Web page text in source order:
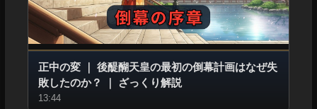
正中の変｜ 後醍醐天皇の最初の倒幕計画はなぜ失
敗したのか？
｜ ざっくり解説
13:44